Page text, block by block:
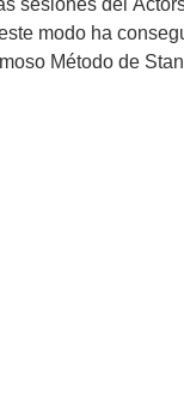
sesiones del
modo ha
Método de
Dean y
1960 a 1962 fue